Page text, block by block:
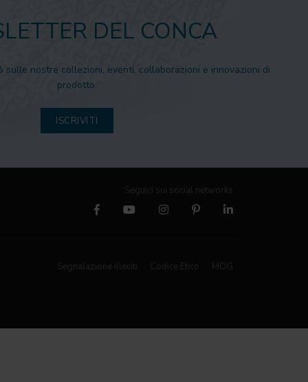
DEL CONCA
sulle nostre collezioni, eventi, collaborazioni e innovazioni di
prodotto.
ISCRIVITI
Seguici sui social networks
Segnalazione illeciti Codice Etico MOG